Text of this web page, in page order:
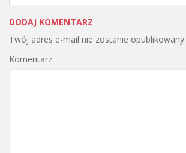
DODAJ KOMENTARZ
Twój adres e-mail nie zostanie opublikowany.
Komentarz